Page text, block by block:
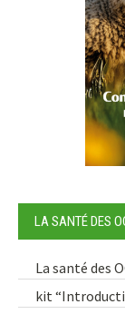
LA SANTÉ DES
La santé des
kit